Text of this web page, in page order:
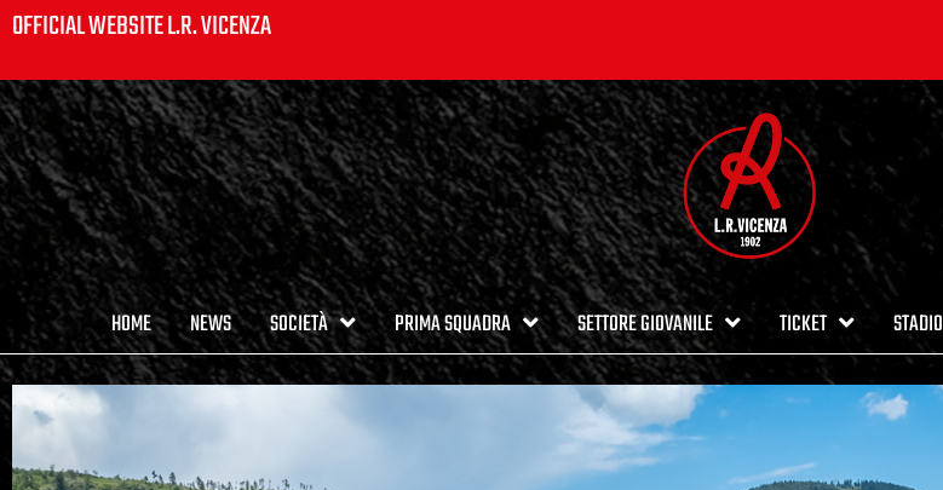
OFFICIAL WEBSITE L.R. VICENZA
HOME NEWS SOCIETÀ PRIMA SQUADRA SETTORE GIOVANILE TICKET STADIO